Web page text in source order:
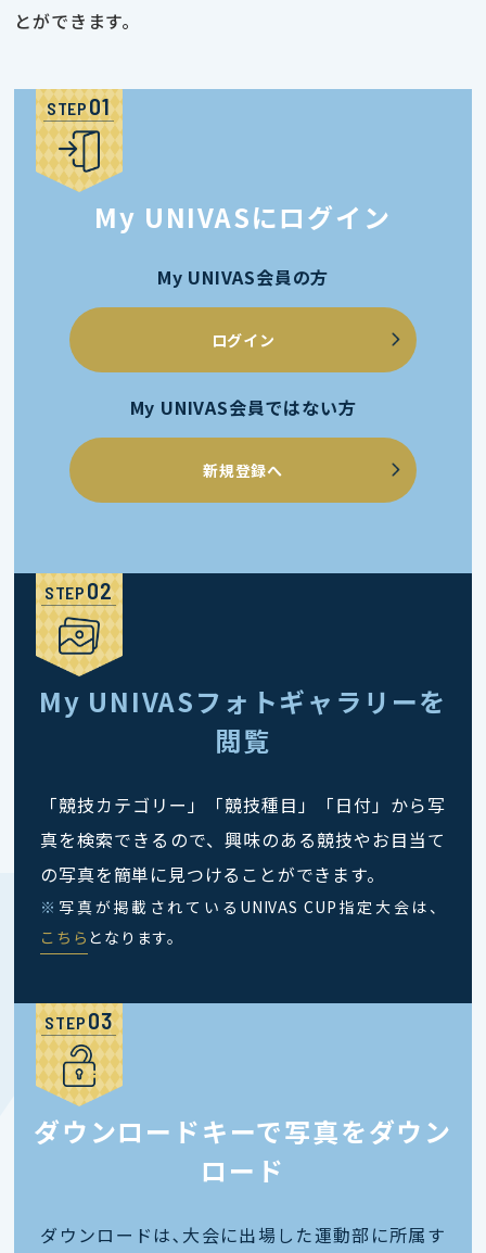
とができます。
STEP
My UNIVASにログイン
My UNIVAS会員の方
ログイン
My UNIVAS会員ではない方
新規登録へ
STEP
My UNIVASフォトギャラリーを
閲覧
「競技カテゴリー」「競技種目」「日付」から写
真を検索できるので、興味のある競技やお目当て
の写真を簡単に見つけることができます。
※ 写真が掲載されているUNIVAS CUP指定大会は、
こちら となります。
STEP
ダウンロードキーで写真をダウン
ロード
ダウンロードは､大会に出場した運動部に所属す